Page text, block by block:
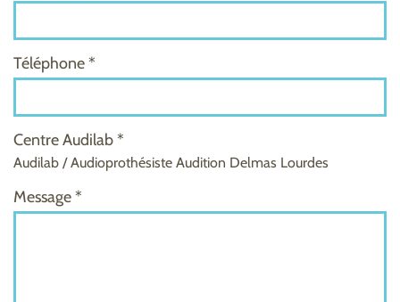
Téléphone *
Centre Audilab *
Audilab / Audioprothésiste Audition Delmas Lourdes
Message *